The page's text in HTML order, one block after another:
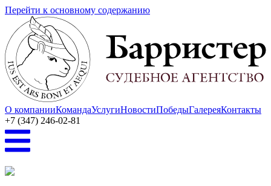
Перейти к основному содержанию
О компанииКомандаУслугиНовостиПобедыГалереяКонтакты
+7 (347) 246-02-81